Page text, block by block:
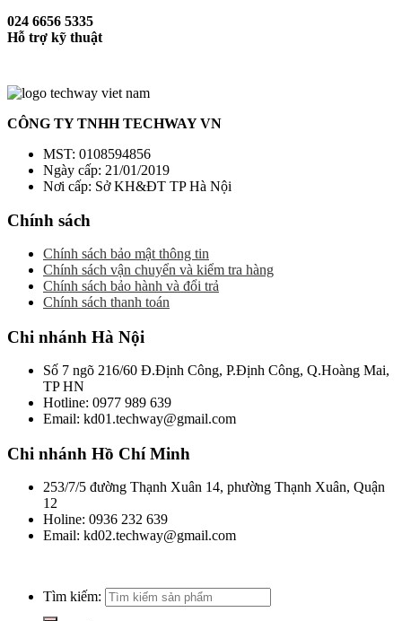
024 6656 5335
Hỗ trợ kỹ thuật
CÔNG TY TNHH TECHWAY VN
MST: 0108594856
Ngày cấp: 21/01/2019
Nơi cấp: Sở KH&ĐT TP Hà Nội
Chính sách
Chính sách bảo mật thông tin
Chính sách vận chuyển và kiểm tra hàng
Chính sách bảo hành và đổi trả
Chính sách thanh toán
Chi nhánh Hà Nội
Số 7 ngõ 216/60 Đ.Định Công, P.Định Công, Q.Hoàng Mai,
TP HN
Hotline: 0977 989 639
Email: kd01.techway@gmail.com
Chi nhánh Hồ Chí Minh
253/7/5 đường Thạnh Xuân 14, phường Thạnh Xuân, Quận
12
Holine: 0936 232 639
Email: kd02.techway@gmail.com
Tìm kiếm: